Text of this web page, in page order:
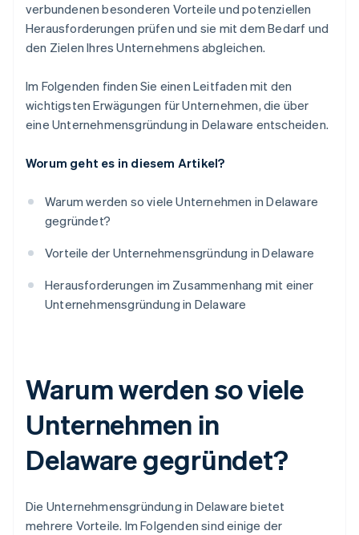
verbundenen besonderen Vorteile und potenziellen
Herausforderungen prüfen und sie mit dem Bedarf und
den Zielen Ihres Unternehmens abgleichen.
Im Folgenden finden Sie einen Leitfaden mit den
wichtigsten Erwägungen für Unternehmen, die über
eine Unternehmensgründung in Delaware entscheiden.
Worum geht es in diesem Artikel?
Warum werden so viele Unternehmen in Delaware
gegründet?
Vorteile der Unternehmensgründung in Delaware
Herausforderungen im Zusammenhang mit einer
Unternehmensgründung in Delaware
Warum werden so viele
Unternehmen in
Delaware gegründet?
Die Unternehmensgründung in Delaware bietet
mehrere Vorteile. Im Folgenden sind einige der